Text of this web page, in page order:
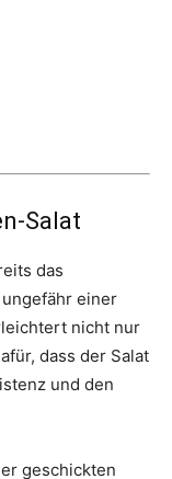
Salat
das
einer
nicht nur
dass der Salat
und den
geschickten